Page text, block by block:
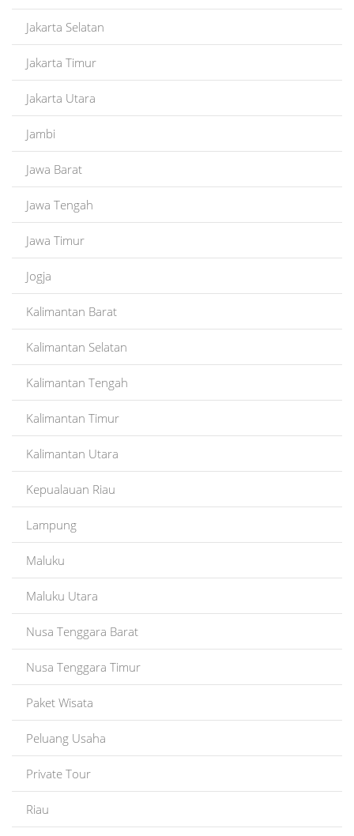
Jakarta Selatan
Jakarta Timur
Jakarta Utara
Jambi
Jawa Barat
Jawa Tengah
Jawa Timur
Jogja
Kalimantan Barat
Kalimantan Selatan
Kalimantan Tengah
Kalimantan Timur
Kalimantan Utara
Kepualauan Riau
Lampung
Maluku
Maluku Utara
Nusa Tenggara Barat
Nusa Tenggara Timur
Paket Wisata
Peluang Usaha
Private Tour
Riau